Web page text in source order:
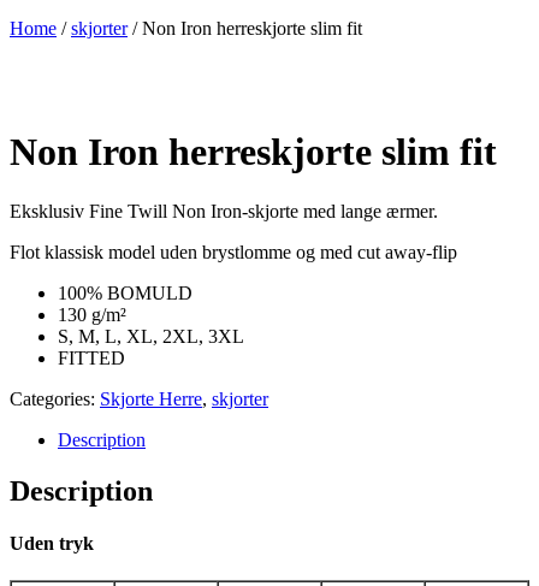
Home /skjorter/ Non Iron herreskjorte slim fit
Non Iron herreskjorte slim fit
Eksklusiv Fine Twill Non Iron-skjorte med lange ærmer.
Flot klassisk model uden brystlomme og med cut away-flip
100% BOMULD
130 g/m²
S, M, L, XL, 2XL, 3XL
FITTED
Categories: Skjorte Herre, skjorter
Description
Description
Uden tryk